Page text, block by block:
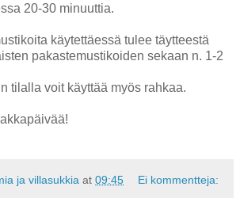
20-30 minuuttia.
käytettäessä tulee täytteestä
pakastemustikoiden sekaan n. 1-2
tilalla voit käyttää myös rahkaa.
ja villasukkia at 09:45 Ei kommentteja: